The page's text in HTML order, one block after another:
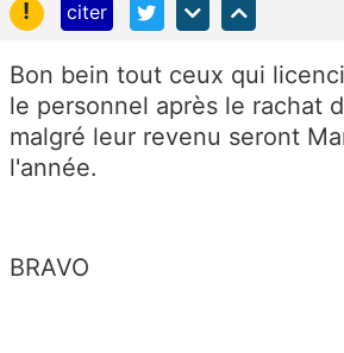
! citer
Bon bein tout ceux qui
le personnel après le rachat
malgré leur revenu seront
l'année.
BRAVO